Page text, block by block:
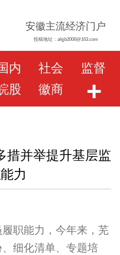
安徽主流经济门户
投稿地址：ahjjb2006@163.com
内 社会
监督
股 徽商 +
措并举提升基层监
力
职能力，今年来，芜
细化清单、专题培